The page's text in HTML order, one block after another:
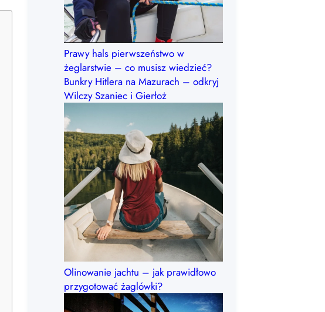
Prawy hals pierwszeństwo w
żeglarstwie – co musisz wiedzieć?
Bunkry Hitlera na Mazurach – odkryj
Wilczy Szaniec i Gierłoż
Olinowanie jachtu – jak prawidłowo
przygotować żaglówki?